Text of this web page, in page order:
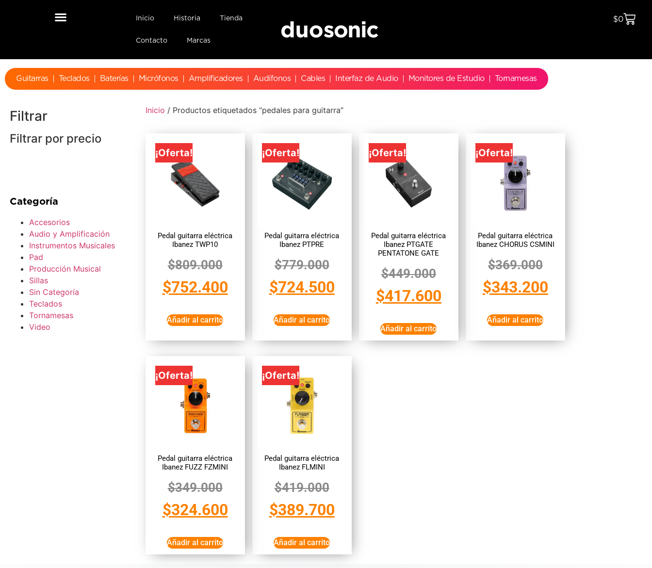
Inicio Historia Tienda
Contacto Marcas
$0
Guitarras Teclados Baterías Micrófonos Amplificadores Audífonos Cables Interfaz de Audio Monitores de Estudio Tornamesas
Filtrar
Filtrar por precio
Categoría
Accesorios
Audio y Amplificación
Instrumentos Musicales
Pad
Producción Musical
Sillas
Sin Categoría
Teclados
Tornamesas
Video
Inicio / Productos etiquetados “pedales para guitarra”
¡Oferta!
Pedal guitarra eléctrica
Ibanez TWP10
$809.000
$752.400
Añadir al carrito
¡Oferta!
Pedal guitarra eléctrica
Ibanez PTPRE
$779.000
$724.500
Añadir al carrito
¡Oferta!
Pedal guitarra eléctrica
Ibanez PTGATE
PENTATONE GATE
$449.000
$417.600
Añadir al carrito
¡Oferta!
Pedal guitarra eléctrica
Ibanez CHORUS CSMINI
$369.000
$343.200
Añadir al carrito
¡Oferta!
Pedal guitarra eléctrica
Ibanez FUZZ FZMINI
$349.000
$324.600
Añadir al carrito
¡Oferta!
Pedal guitarra eléctrica
Ibanez FLMINI
$419.000
$389.700
Añadir al carrito